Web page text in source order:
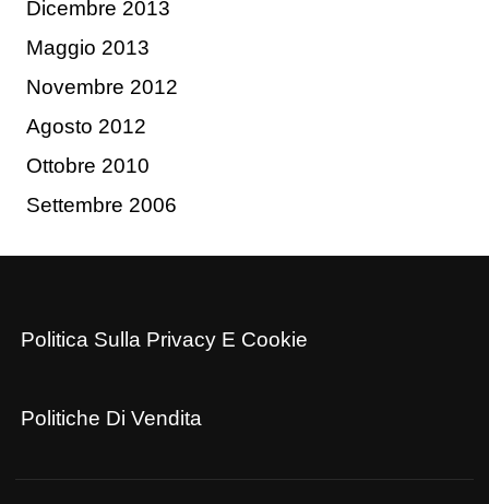
Dicembre 2013
Maggio 2013
Novembre 2012
Agosto 2012
Ottobre 2010
Settembre 2006
Politica Sulla Privacy E Cookie
Politiche Di Vendita